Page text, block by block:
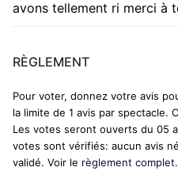
avons tellement ri merci à
RÈGLEMENT
Pour voter, donnez votre avis
la limite de 1 avis par spectacle.
Les votes seront ouverts du 05
votes sont vérifiés: aucun avis
validé. Voir le règlement complet